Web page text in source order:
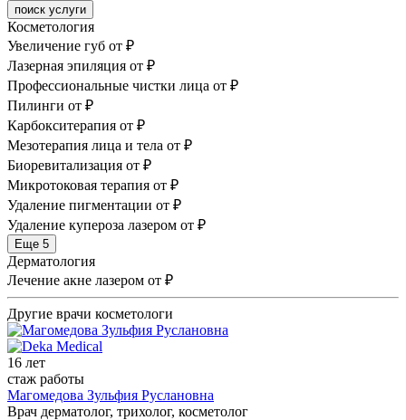
поиск услуги
Косметология
Увеличение губ от ₽
Лазерная эпиляция от ₽
Профессиональные чистки лица от ₽
Пилинги от ₽
Карбокситерапия от ₽
Мезотерапия лица и тела от ₽
Биоревитализация от ₽
Микротоковая терапия от ₽
Удаление пигментации от ₽
Удаление купероза лазером от ₽
Еще 5
Дерматология
Лечение акне лазером от ₽
Другие врачи косметологи
16 лет
стаж работы
Магомедова Зульфия Руслановна
Врач дерматолог, трихолог, косметолог